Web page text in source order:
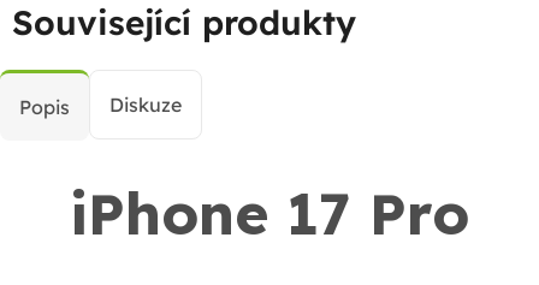
Související produkty
Popis Diskuze
iPhone 17 Pro